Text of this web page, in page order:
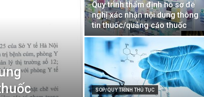
Quy trình thẩm định hồ sơ đề
nghị xác nhận nội dung thông
tin thuốc/quảng cáo thuốc
SOP/QUY TRÌNH THỦ TỤC